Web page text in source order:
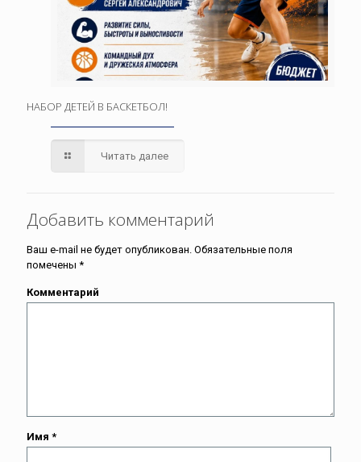
НАБОР ДЕТЕЙ В БАСКЕТБОЛ!
Читать далее
Добавить комментарий
Ваш e-mail не будет опубликован. Обязательные поля
помечены *
Комментарий
Имя *